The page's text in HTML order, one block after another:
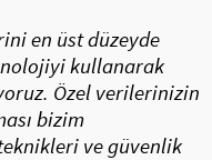
en üst düzeyde
kullanarak
Özel verilerinizin
bizim
ve güvenlik